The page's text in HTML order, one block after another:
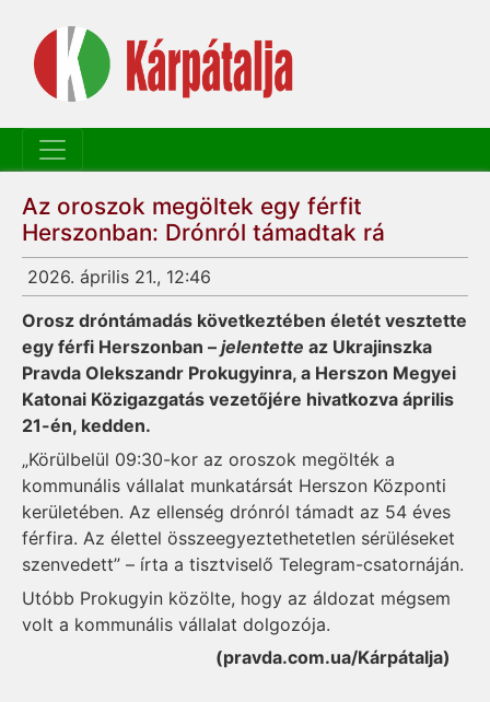
Az oroszok megöltek egy férfit
Herszonban: Drónról támadtak rá
2026. április 21., 12:46
Orosz dróntámadás következtében életét vesztette
egy férfi Herszonban – jelentette az Ukrajinszka
Pravda Olekszandr Prokugyinra, a Herszon Megyei
Katonai Közigazgatás vezetőjére hivatkozva április
21-én, kedden.
„Körülbelül 09:30-kor az oroszok megölték a
kommunális vállalat munkatársát Herszon Központi
kerületében. Az ellenség drónról támadt az 54 éves
férfira. Az élettel összeegyeztethetetlen sérüléseket
szenvedett” – írta a tisztviselő Telegram-csatornáján.
Utóbb Prokugyin közölte, hogy az áldozat mégsem
volt a kommunális vállalat dolgozója.
(pravda.com.ua/Kárpátalja)